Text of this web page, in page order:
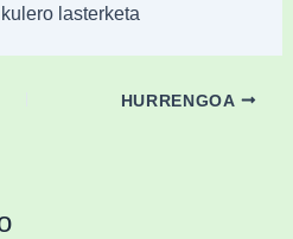
lasterketa
HURRENGOA